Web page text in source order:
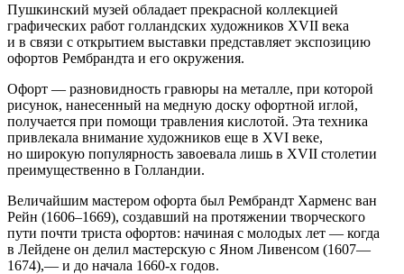
Пушкинский музей обладает прекрасной коллекцией
графических работ голландских художников XVII века
и в связи с открытием выставки представляет экспозицию
офортов Рембрандта и его окружения.
Офорт — разновидность гравюры на металле, при которой
рисунок, нанесенный на медную доску офортной иглой,
получается при помощи травления кислотой. Эта техника
привлекала внимание художников еще в XVI веке,
но широкую популярность завоевала лишь в XVII столетии
преимущественно в Голландии.
Величайшим мастером офорта был Рембрандт Харменс ван
Рейн (1606–1669), создавший на протяжении творческого
пути почти триста офортов: начиная с молодых лет — когда
в Лейдене он делил мастерскую с Яном Ливенсом (1607—
1674),— и до начала 1660-х годов.